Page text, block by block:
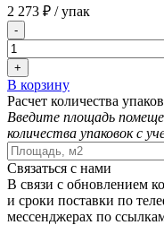
2 273 ₽ / упак
-
+
В корзину
Расчет количества
Введите площадь
количества упаковок с
Связаться с нами
В связи с обновлением
и сроки поставки по
мессенджерах по